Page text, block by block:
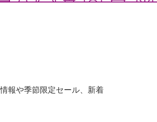
報や季節限定セール、新着